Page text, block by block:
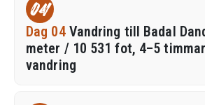
04
Dag 04 Vandring till Badal
meter / 10 531 fot, 4–5
vandring